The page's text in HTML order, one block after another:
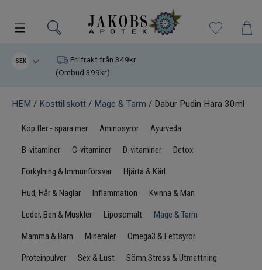
Kampanjer
Kosttillskott
Superfood
Hudvård
Kristaller
SEK
Fri frakt från 349kr
(Ombud 399kr)
HEM / Kosttillskott / Mage & Tarm / Dabur Pudin Hara 30ml
Köp fler - spara mer Aminosyror Ayurveda
B-vitaminer C-vitaminer D-vitaminer Detox
Förkylning & Immunförsvar Hjärta & Kärl
Hud, Hår & Naglar Inflammation Kvinna & Man
Leder, Ben & Muskler Liposomalt Mage & Tarm
Mamma & Barn Mineraler Omega3 & Fettsyror
Proteinpulver Sex & Lust Sömn,Stress & Utmattning